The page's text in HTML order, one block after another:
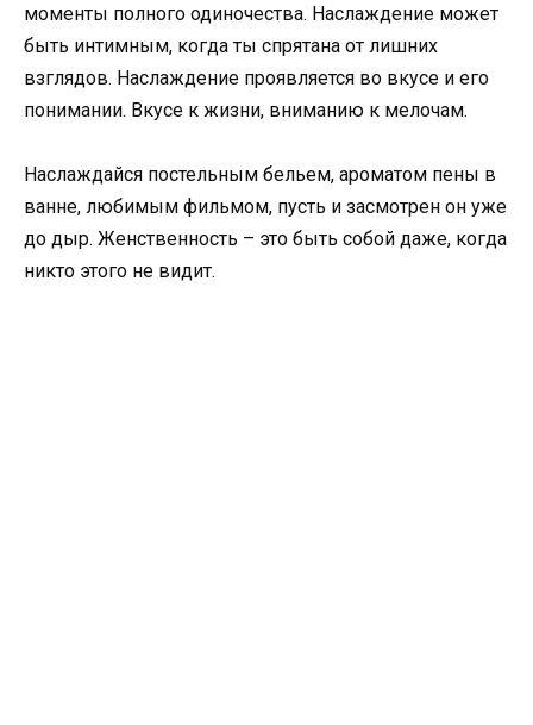
моменты полного одиночества. Наслаждение может
быть интимным, когда ты спрятана от лишних
взглядов. Наслаждение проявляется во вкусе и его
понимании. Вкусе к жизни, вниманию к мелочам.
Наслаждайся постельным бельем, ароматом пены в
ванне, любимым фильмом, пусть и засмотрен он уже
до дыр. Женственность – это быть собой даже, когда
никто этого не видит.